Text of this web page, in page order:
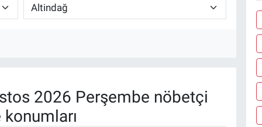
2026 Perşembe nöbetçi